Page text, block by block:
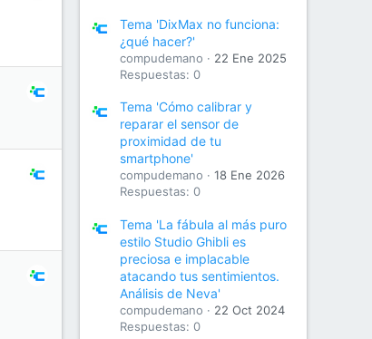
Tema 'DixMax no funciona:
¿qué hacer?'
compudemano
22 Ene 2025
Respuestas: 0
Tema 'Cómo calibrar y
reparar el sensor de
proximidad de tu
smartphone'
compudemano
18 Ene 2026
Respuestas: 0
Tema 'La fábula al más puro
estilo Studio Ghibli es
preciosa e implacable
atacando tus sentimientos.
Análisis de Neva'
compudemano
22 Oct 2024
Respuestas: 0